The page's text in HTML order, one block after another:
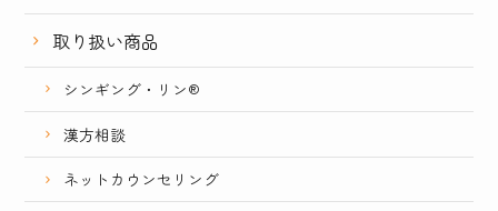
取り扱い商品
シンギング・リン®
漢方相談
ネットカウンセリング